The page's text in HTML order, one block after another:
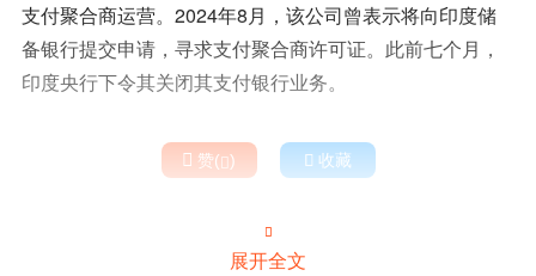
支付聚合商运营。2024年8月，该公司曾表示将向印度储
备银行提交申请，寻求支付聚合商许可证。此前七个月，
印度央行下令其关闭其支付银行业务。
 赞()  收藏

展开全文